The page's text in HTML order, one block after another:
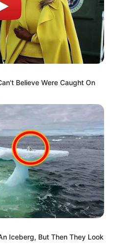
Believe Were Caught On
Iceberg, But Then They Look